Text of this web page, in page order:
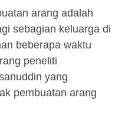
arang adalah
sebagian keluarga di
beberapa waktu
peneliti
yang
pembuatan arang